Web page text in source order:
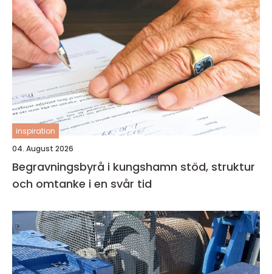
inspiration
04. August 2026
Begravningsbyrå i kungshamn stöd, struktur
och omtanke i en svår tid